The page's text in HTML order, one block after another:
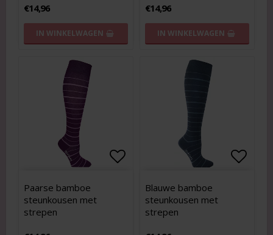
€14,96
IN WINKELWAGEN
€14,96
IN WINKELWAGEN
Add to list of favorites
Add to list of favorites
Paarse bamboe
steunkousen met
strepen
Blauwe bamboe
steunkousen met
strepen